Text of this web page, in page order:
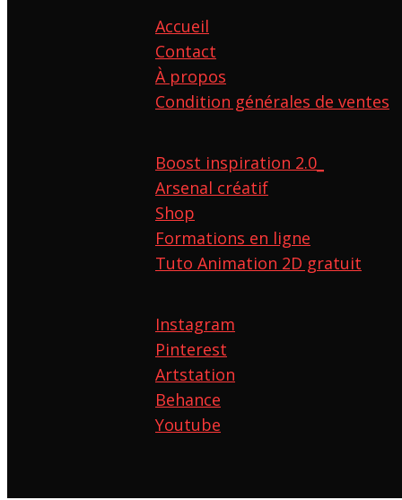
Accueil
Contact
À propos
Condition générales de ventes
Boost inspiration 2.0_
Arsenal créatif
Shop
Formations en ligne
Tuto Animation 2D gratuit
Instagram
Pinterest
Artstation
Behance
Youtube